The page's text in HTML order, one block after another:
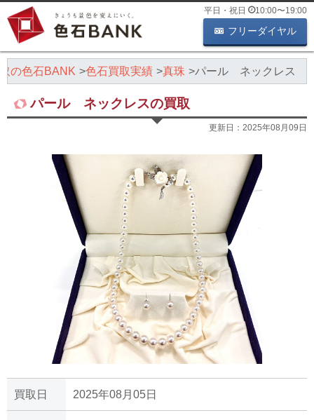
平日・祝日 10:00〜19:00
フリーダイヤル
の色石BANK 色石買取実績 真珠 パール ネックレス
パール ネックレスの買取
更新日： 2025年08月09日
買取日 2025年08月05日